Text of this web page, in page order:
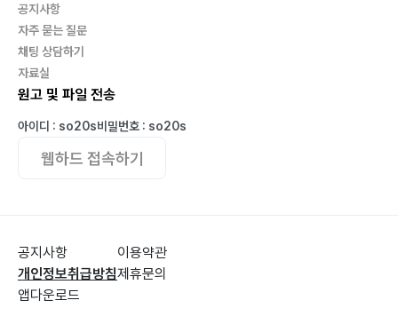
공지사항
자주 묻는 질문
채팅 상담하기
자료실
원고 및 파일 전송
아이디 : so20s비밀번호 : so20s
웹하드 접속하기
공지사항
개인정보취급방침
앱다운로드
이용약관
제휴문의